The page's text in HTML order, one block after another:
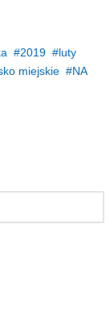
2019
luty
miejskie
NA